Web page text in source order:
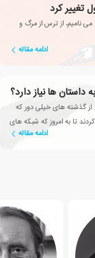
کرد
نامیم، از ترس از مرگ و
ادامه مقاله
داستان ها نیاز دارد؟
از گذشته های خیلی دور که
تا به امروز که شبکه های
ادامه مقاله